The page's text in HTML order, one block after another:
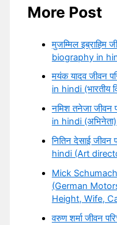
More Post
मुजम्मिल इब्राहिम
biography in
मयंक यादव जीवन
in hindi (भारतीय
नमिश तनेजा
in hindi (अभिनेता)
नितिन देसाई
hindi (Art
Mick
(German
Height, Wife,
वरुण शर्मा जीवन